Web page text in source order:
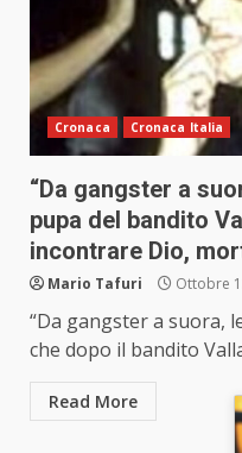
Cronaca Cronaca Italia
“Da gangster a
pupa del bandito
incontrare Dio,
Mario Tafuri Ottobre
“Da gangster a suora,
che dopo il bandito
Read More